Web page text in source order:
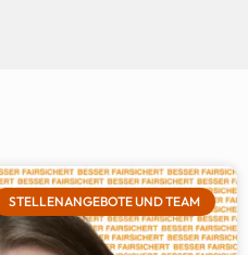
STELLENANGEBOTE UND TEAM